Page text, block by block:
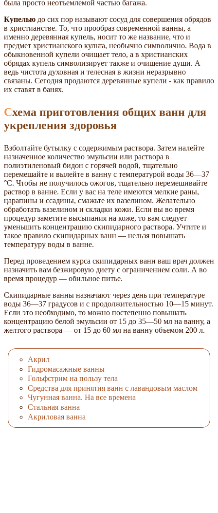
была просто неотъемлемой частью багажа.
Купелью до сих пор называют сосуд для совершения обрядов
в христианстве. То, что прообраз современной ванны, а
именно деревянная купель, носит то же название, что и
предмет христианского культа, необычно символично. Вода в
обыкновенной купели очищает тело, а в христианских
обрядах купель символизирует также и очищение души. А
ведь чистота духовная и телесная в жизни неразрывно
связаны. Сегодня продаются деревянные купели - как правило
их ставят в банях.
Схема приготовления общих ванн для
укрепления здоровья
Взболтайте бутылку с содержимым раствора. Затем налейте
назначенное количество эмульсии или раствора в
полиэтиленовый бидон с горячей водой, тщательно
перемешайте и вылейте в ванну с температурой воды 36—37
°С. Чтобы не получилось ожогов, тщательно перемешивайте
раствор в ванне. Если у вас на теле имеются мелкие раны,
царапины и ссадины, смажьте их вазелином. Желательно
обработать вазелином и складки кожи. Если вы во время
процедур заметите высыпания на коже, то вам следует
уменьшить концентрацию скипидарного раствора. Учтите и
такое правило скипидарных ванн — нельзя повышать
температуру воды в ванне.
Перед проведением курса скипидарных ванн ваш врач должен
назначить вам безжировую диету с ограничением соли. А во
время процедур — обильное питье.
Скипидарные ванны назначают через день при температуре
воды 36—37 градусов и с продолжительностью 10—15 минут.
Если это необходимо, то можно постепенно повышать
концентрацию белой эмульсии от 15 до 35—50 мл на ванну, а
желтого раствора — от 15 до 60 мл на ванну объемом 200 л.
Акрил
Гидромасажные ванны
Гольфстрим на пользу тела
Средства для принятия ванн с лавандовым маслом
Чугунная ванна. На все времена
Стальная ванна
Акриловая ванна